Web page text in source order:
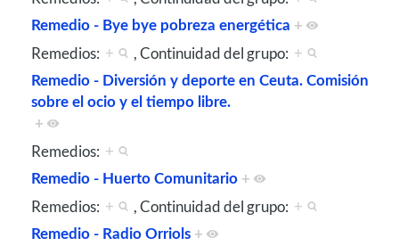
Remedio - Bye bye pobreza energética +
Remedios: + , Continuidad del grupo: +
Remedio - Diversión y deporte en Ceuta. Comisión
sobre el ocio y el tiempo libre.
+
Remedios: +
Remedio - Huerto Comunitario +
Remedios: + , Continuidad del grupo: +
Remedio - Radio Orriols +